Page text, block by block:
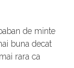
de minte
buna decat
rara ca